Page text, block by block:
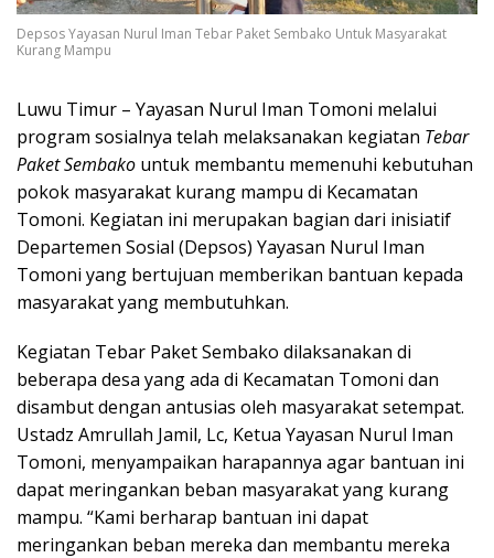
Depsos Yayasan Nurul Iman Tebar Paket Sembako Untuk Masyarakat
Kurang Mampu
Luwu Timur – Yayasan Nurul Iman Tomoni melalui
program sosialnya telah melaksanakan kegiatan Tebar
Paket Sembako untuk membantu memenuhi kebutuhan
pokok masyarakat kurang mampu di Kecamatan
Tomoni. Kegiatan ini merupakan bagian dari inisiatif
Departemen Sosial (Depsos) Yayasan Nurul Iman
Tomoni yang bertujuan memberikan bantuan kepada
masyarakat yang membutuhkan.
Kegiatan Tebar Paket Sembako dilaksanakan di
beberapa desa yang ada di Kecamatan Tomoni dan
disambut dengan antusias oleh masyarakat setempat.
Ustadz Amrullah Jamil, Lc, Ketua Yayasan Nurul Iman
Tomoni, menyampaikan harapannya agar bantuan ini
dapat meringankan beban masyarakat yang kurang
mampu. “Kami berharap bantuan ini dapat
meringankan beban mereka dan membantu mereka